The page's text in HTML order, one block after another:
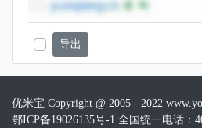
导出
优米宝 Copyright @ 2005 - 2022
鄂ICP备19026135号-1 全国统一电话：